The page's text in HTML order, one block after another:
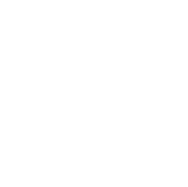
、生産用機械、
一般用機械の分類
大仙市の統計「産
ータを参照してい